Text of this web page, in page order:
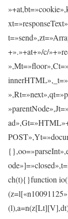
+».»+at+»/c/
ch(t){}function